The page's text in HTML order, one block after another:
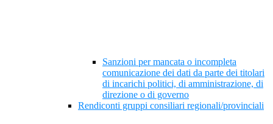
Sanzioni per mancata o incompleta
comunicazione dei dati da parte dei titolari
di incarichi politici, di amministrazione, di
direzione o di governo
Rendiconti gruppi consiliari regionali/provinciali